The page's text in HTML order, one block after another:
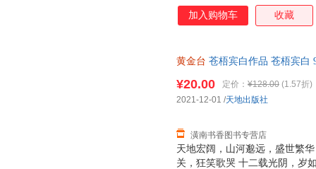
负天下人，他不负他★凡有所
哭，十二载光阴，岁如长河，
加入购物车 收藏
黄金台 苍梧宾白作品 苍梧宾白
天地宏阔，山河邈远，盛世繁
关，狂笑歌哭 十二载光阴，岁
¥20.00 定价： ¥128.00 (1.57折)
潢南书香图书专营店
2021-12-01 /天地出版社